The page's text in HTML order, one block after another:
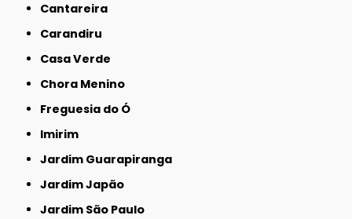
Cantareira
Carandiru
Casa Verde
Chora Menino
Freguesia do Ó
Imirim
Jardim Guarapiranga
Jardim Japão
Jardim São Paulo